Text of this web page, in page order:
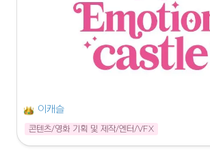
이캐슬
콘텐츠/영화 기획 및 제작/엔터/VFX